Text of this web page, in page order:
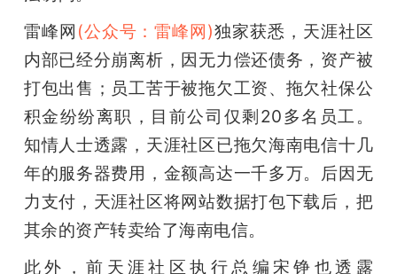
活
动
中
GAIR
雷峰网 (公众号：雷峰网)独家获悉，天涯社区
内部已经分崩离析，因无力偿还债务，资产被
打包出售；员工苦于被拖欠工资、拖欠社保公
积金纷纷离职，目前公司仅剩20多名员工。
知情人士透露，天涯社区已拖欠海南电信十几
年的服务器费用，金额高达一千多万。后因无
力支付，天涯社区将网站数据打包下载后，把
其余的资产转卖给了海南电信。
此外，前天涯社区执行总编宋铮也透露